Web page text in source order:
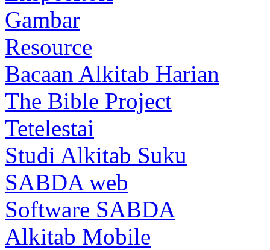
Gambar
Resource
Bacaan Alkitab Harian
The Bible Project
Tetelestai
Studi Alkitab Suku
SABDA web
Software SABDA
Alkitab Mobile